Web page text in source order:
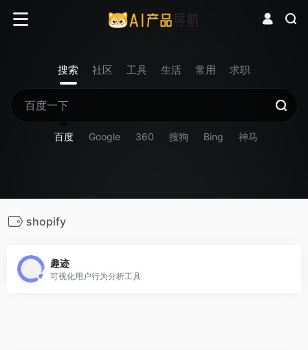
搜索 社区 工具 生活 常用 求职
百度 Google 360 搜狗 Bing 神马
shopify
趣迹
可视化用户行为分析工具